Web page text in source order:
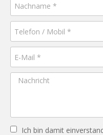
Ich bin damit